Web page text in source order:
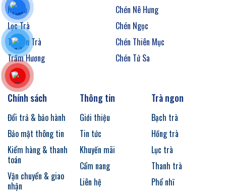
Kệ Trà
Lọc Trà
Thuyền Trà
Trầm Hương
Chén Nê Hưng
Chén Ngọc
Chén Thiên Mục
Chén Tử Sa
Chính sách
Đổi trả & bảo hành
Bảo mật thông tin
Kiểm hàng & thanh
toán
Vận chuyển & giao
nhận
Thông tin
Giới thiệu
Tin tức
Khuyến mãi
Cẩm nang
Liên hệ
Trà ngon
Bạch trà
Hồng trà
Lục trà
Thanh trà
Phổ nhĩ